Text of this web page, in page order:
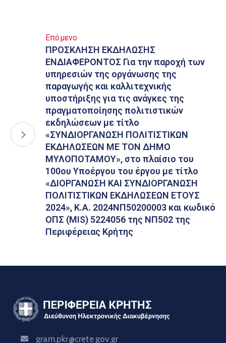
Επόμενο
ΠΡΟΣΚΛΗΣΗ ΕΚΔΗΛΩΣΗΣ
ΕΝΔΙΑΦΕΡΟΝΤΟΣ Για την παροχή των
υπηρεσιών της οργάνωσης της
παραγωγής και καλλιτεχνικής
υποστήριξης για τις ανάγκες της
πραγματοποίησης πολιτιστικών
εκδηλώσεων με τίτλο
«ΣΥΝΔΙΟΡΓΑΝΩΣΗ ΠΟΛΙΤΙΣΤΙΚΩΝ
ΕΚΔΗΛΩΣΕΩΝ ΜΕ ΤΟΝ ΔΗΜΟ
ΜΥΛΟΠΟΤΑΜΟΥ», στο πλαίσιο του
100ου Υποέργου του έργου με τίτλο
«ΔΙΟΡΓΑΝΩΣΗ ΚΑΙ ΣΥΝΔΙΟΡΓΑΝΩΣΗ
ΠΟΛΙΤΙΣΤΙΚΩΝ ΕΚΔΗΛΩΣΕΩΝ ΕΤΟΥΣ
2024», Κ.Α. 2024ΝΠ50200003 και κωδικό
ΟΠΣ (MIS) 5224056 της ΝΠ502 της
Περιφέρειας Κρήτης
gram.pkr@crete.gov.gr